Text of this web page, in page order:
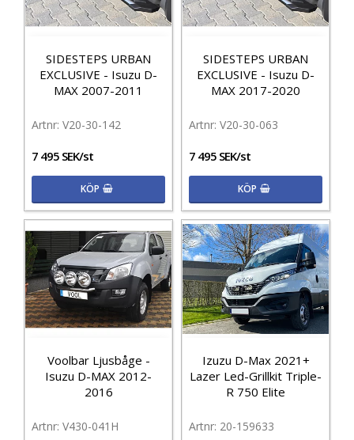
SIDESTEPS URBAN
EXCLUSIVE - Isuzu D-
MAX 2007-2011
V20-30-142
7 495 SEK/st
KÖP
SIDESTEPS URBAN
EXCLUSIVE - Isuzu D-
MAX 2017-2020
V20-30-063
7 495 SEK/st
KÖP
Voolbar Ljusbåge -
Isuzu D-MAX 2012-
2016
V430-041H
Izuzu D-Max 2021+
Lazer Led-Grillkit Triple-
R 750 Elite
20-159633